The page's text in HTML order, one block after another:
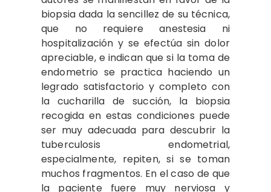
biopsia dada la sencillez de su técnica,
que no requiere anestesia ni
hospitalización y se efectúa sin dolor
apreciable, e indican que si la toma de
endometrio se practica haciendo un
legrado satisfactorio y completo con
la cucharilla de succión, la biopsia
recogida en estas condiciones puede
ser muy adecuada para descubrir la
tuberculosis endometrial,
especialmente, repiten, si se toman
muchos fragmentos. En el caso de que
la paciente fuere muy nerviosa y